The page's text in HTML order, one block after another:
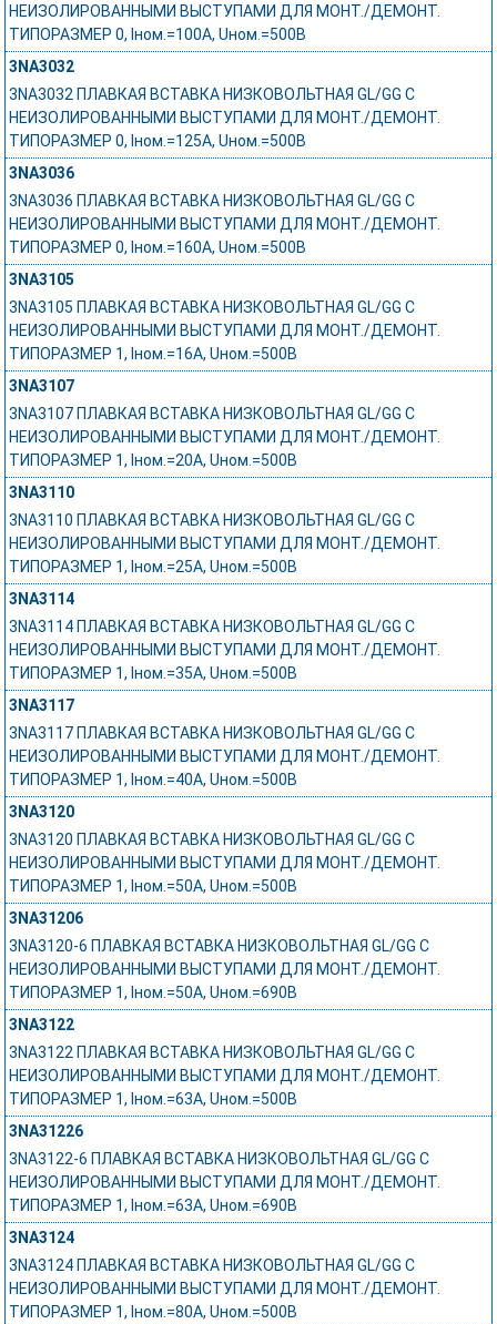
НЕИЗОЛИРОВАННЫМИ ВЫСТУПАМИ ДЛЯ МОНТ./ДЕМОНТ.
ТИПОРАЗМЕР 0, Iном.=100A, Uном.=500В
3NA3032
3NA3032 ПЛАВКАЯ ВСТАВКА НИЗКОВОЛЬТНАЯ GL/GG С
НЕИЗОЛИРОВАННЫМИ ВЫСТУПАМИ ДЛЯ МОНТ./ДЕМОНТ.
ТИПОРАЗМЕР 0, Iном.=125A, Uном.=500В
3NA3036
3NA3036 ПЛАВКАЯ ВСТАВКА НИЗКОВОЛЬТНАЯ GL/GG С
НЕИЗОЛИРОВАННЫМИ ВЫСТУПАМИ ДЛЯ МОНТ./ДЕМОНТ.
ТИПОРАЗМЕР 0, Iном.=160A, Uном.=500В
3NA3105
3NA3105 ПЛАВКАЯ ВСТАВКА НИЗКОВОЛЬТНАЯ GL/GG С
НЕИЗОЛИРОВАННЫМИ ВЫСТУПАМИ ДЛЯ МОНТ./ДЕМОНТ.
ТИПОРАЗМЕР 1, Iном.=16A, Uном.=500В
3NA3107
3NA3107 ПЛАВКАЯ ВСТАВКА НИЗКОВОЛЬТНАЯ GL/GG С
НЕИЗОЛИРОВАННЫМИ ВЫСТУПАМИ ДЛЯ МОНТ./ДЕМОНТ.
ТИПОРАЗМЕР 1, Iном.=20A, Uном.=500В
3NA3110
3NA3110 ПЛАВКАЯ ВСТАВКА НИЗКОВОЛЬТНАЯ GL/GG С
НЕИЗОЛИРОВАННЫМИ ВЫСТУПАМИ ДЛЯ МОНТ./ДЕМОНТ.
ТИПОРАЗМЕР 1, Iном.=25A, Uном.=500В
3NA3114
3NA3114 ПЛАВКАЯ ВСТАВКА НИЗКОВОЛЬТНАЯ GL/GG С
НЕИЗОЛИРОВАННЫМИ ВЫСТУПАМИ ДЛЯ МОНТ./ДЕМОНТ.
ТИПОРАЗМЕР 1, Iном.=35A, Uном.=500В
3NA3117
3NA3117 ПЛАВКАЯ ВСТАВКА НИЗКОВОЛЬТНАЯ GL/GG С
НЕИЗОЛИРОВАННЫМИ ВЫСТУПАМИ ДЛЯ МОНТ./ДЕМОНТ.
ТИПОРАЗМЕР 1, Iном.=40A, Uном.=500В
3NA3120
3NA3120 ПЛАВКАЯ ВСТАВКА НИЗКОВОЛЬТНАЯ GL/GG С
НЕИЗОЛИРОВАННЫМИ ВЫСТУПАМИ ДЛЯ МОНТ./ДЕМОНТ.
ТИПОРАЗМЕР 1, Iном.=50A, Uном.=500В
3NA31206
3NA3120-6 ПЛАВКАЯ ВСТАВКА НИЗКОВОЛЬТНАЯ GL/GG С
НЕИЗОЛИРОВАННЫМИ ВЫСТУПАМИ ДЛЯ МОНТ./ДЕМОНТ.
ТИПОРАЗМЕР 1, Iном.=50A, Uном.=690В
3NA3122
3NA3122 ПЛАВКАЯ ВСТАВКА НИЗКОВОЛЬТНАЯ GL/GG С
НЕИЗОЛИРОВАННЫМИ ВЫСТУПАМИ ДЛЯ МОНТ./ДЕМОНТ.
ТИПОРАЗМЕР 1, Iном.=63A, Uном.=500В
3NA31226
3NA3122-6 ПЛАВКАЯ ВСТАВКА НИЗКОВОЛЬТНАЯ GL/GG С
НЕИЗОЛИРОВАННЫМИ ВЫСТУПАМИ ДЛЯ МОНТ./ДЕМОНТ.
ТИПОРАЗМЕР 1, Iном.=63A, Uном.=690В
3NA3124
3NA3124 ПЛАВКАЯ ВСТАВКА НИЗКОВОЛЬТНАЯ GL/GG С
НЕИЗОЛИРОВАННЫМИ ВЫСТУПАМИ ДЛЯ МОНТ./ДЕМОНТ.
ТИПОРАЗМЕР 1, Iном.=80A, Uном.=500В